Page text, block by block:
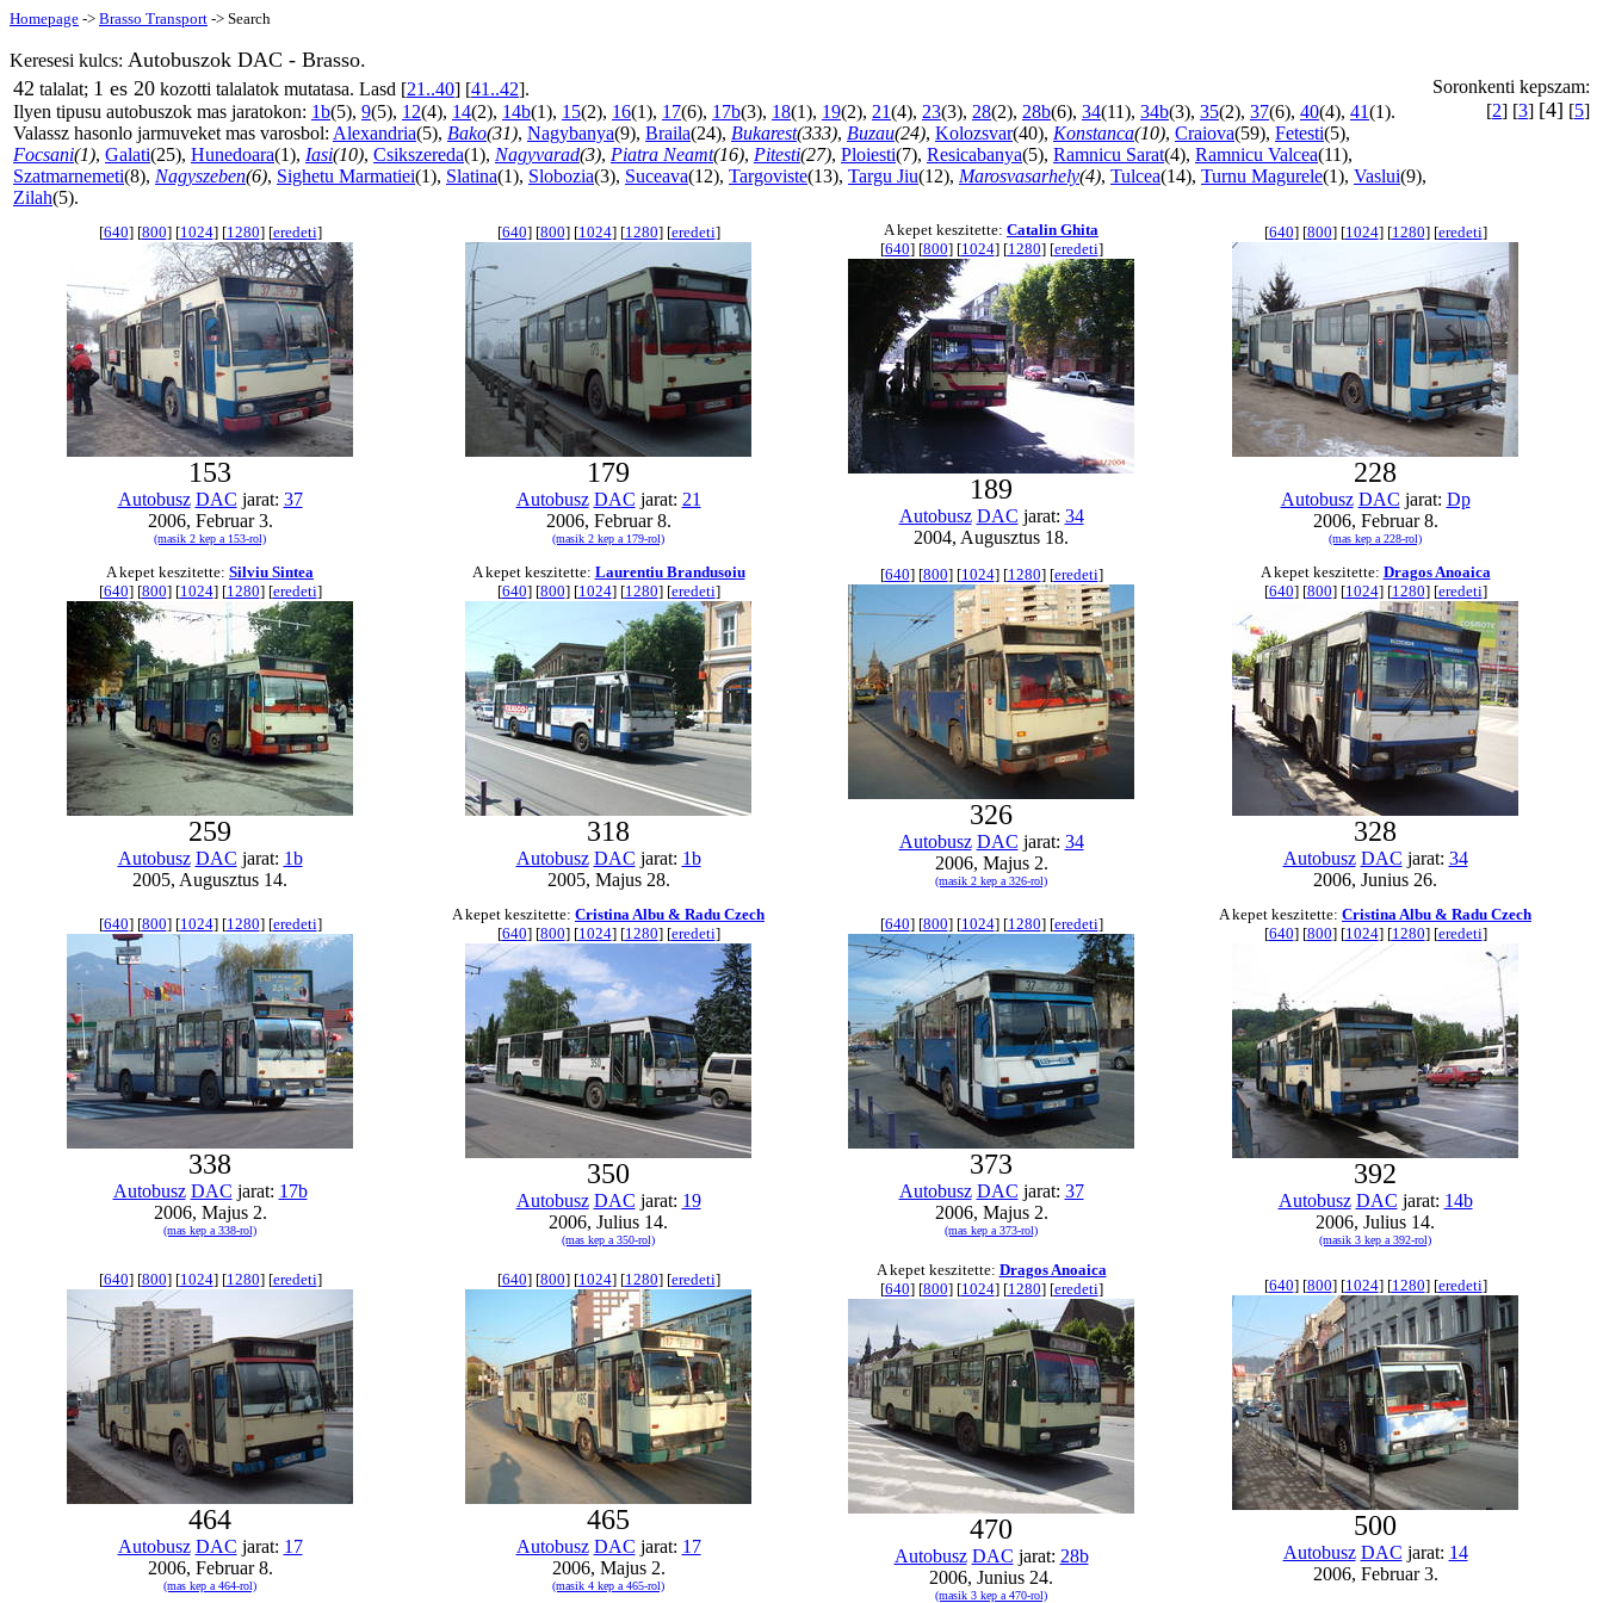
Homepage -> Brasso Transport -> Search
Keresesi kulcs: Autobuszok DAC - Brasso.
42 talalat; 1 es 20 kozotti talalatok mutatasa. Lasd [21..40] [41..42].
Ilyen tipusu autobuszok mas jaratokon: 1b(5), 9(5), 12(4), 14(2), 14b(1), 15(2), 16(1), 17(6), 17b(3), 18(1), 19(2), 21(4), 23(3), 28(2), 28b(6), 34(11), 34b(3), 35(2), 37(6), 40(4), 41(1).
Valassz hasonlo jarmuveket mas varosbol: Alexandria(5), Bako(31), Nagybanya(9), Braila(24), Bukarest(333), Buzau(24), Kolozsvar(40), Konstanca(10), Craiova(59), Fetesti(5),
Focsani(1), Galati(25), Hunedoara(1), Iasi(10), Csikszereda(1), Nagyvarad(3), Piatra Neamt(16), Pitesti(27), Ploiesti(7), Resicabanya(5), Ramnicu Sarat(4), Ramnicu Valcea(11),
Szatmarnemeti(8), Nagyszeben(6), Sighetu Marmatiei(1), Slatina(1), Slobozia(3), Suceava(12), Targoviste(13), Targu Jiu(12), Marosvasarhely(4), Tulcea(14), Turnu Magurele(1), Vaslui(9),
Zilah(5).
Soronkenti kepszam:
[2] [3] [4] [5]
[640] [800] [1024] [1280] [eredeti]
153
Autobusz DAC jarat: 37
2006, Februar 3.
(masik 2 kep a 153-rol)
[640] [800] [1024] [1280] [eredeti]
179
Autobusz DAC jarat: 21
2006, Februar 8.
(masik 2 kep a 179-rol)
A kepet keszitette: Catalin Ghita
[640] [800] [1024] [1280] [eredeti]
189
Autobusz DAC jarat: 34
2004, Augusztus 18.
[640] [800] [1024] [1280] [eredeti]
228
Autobusz DAC jarat: Dp
2006, Februar 8.
(mas kep a 228-rol)
A kepet keszitette: Silviu Sintea
[640] [800] [1024] [1280] [eredeti]
259
Autobusz DAC jarat: 1b
2005, Augusztus 14.
A kepet keszitette: Laurentiu Brandusoiu
[640] [800] [1024] [1280] [eredeti]
318
Autobusz DAC jarat: 1b
2005, Majus 28.
[640] [800] [1024] [1280] [eredeti]
326
Autobusz DAC jarat: 34
2006, Majus 2.
(masik 2 kep a 326-rol)
A kepet keszitette: Dragos Anoaica
[640] [800] [1024] [1280] [eredeti]
328
Autobusz DAC jarat: 34
2006, Junius 26.
[640] [800] [1024] [1280] [eredeti]
338
Autobusz DAC jarat: 17b
2006, Majus 2.
(mas kep a 338-rol)
A kepet keszitette: Cristina Albu & Radu Czech
[640] [800] [1024] [1280] [eredeti]
350
Autobusz DAC jarat: 19
2006, Julius 14.
(mas kep a 350-rol)
[640] [800] [1024] [1280] [eredeti]
373
Autobusz DAC jarat: 37
2006, Majus 2.
(mas kep a 373-rol)
A kepet keszitette: Cristina Albu & Radu Czech
[640] [800] [1024] [1280] [eredeti]
392
Autobusz DAC jarat: 14b
2006, Julius 14.
(masik 3 kep a 392-rol)
[640] [800] [1024] [1280] [eredeti]
464
Autobusz DAC jarat: 17
2006, Februar 8.
(mas kep a 464-rol)
[640] [800] [1024] [1280] [eredeti]
465
Autobusz DAC jarat: 17
2006, Majus 2.
(masik 4 kep a 465-rol)
A kepet keszitette: Dragos Anoaica
[640] [800] [1024] [1280] [eredeti]
470
Autobusz DAC jarat: 28b
2006, Junius 24.
(masik 3 kep a 470-rol)
[640] [800] [1024] [1280] [eredeti]
500
Autobusz DAC jarat: 14
2006, Februar 3.